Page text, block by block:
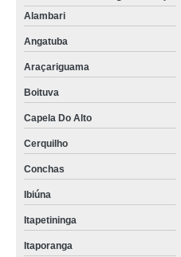
Alambari
Angatuba
Araçariguama
Boituva
Capela Do Alto
Cerquilho
Conchas
Ibiúna
Itapetininga
Itaporanga